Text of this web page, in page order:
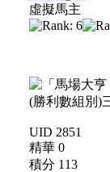
虛擬馬主
UID 2851
精華 0
積分 113